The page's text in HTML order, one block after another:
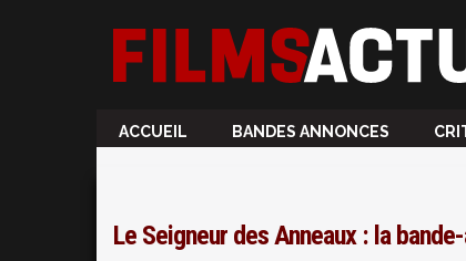
ACCUEIL BANDES ANNONCES
Le Seigneur des Anneaux : la